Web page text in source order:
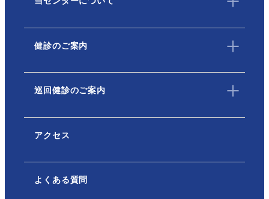
健診のご案内
巡回健診のご案内
アクセス
よくある質問